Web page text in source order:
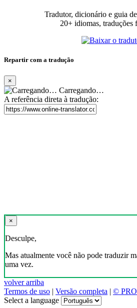
Tradutor, dicionário e guia
20+ idiomas, traduções
Repartir com a tradução
×
Carregando…
A referência direta à tradução:
×
Desculpe,
Mas atualmente você não pode traduzir
uma vez.
volver arriba
Termos de uso | Versão completa | ©
Select a language